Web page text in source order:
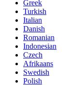
Greek
Turkish
Italian
Danish
Romanian
Indonesian
Czech
Afrikaans
Swedish
Polish